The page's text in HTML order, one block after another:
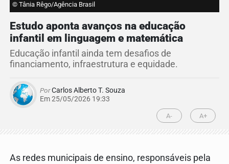
© Tânia Rêgo/Agência Brasil
Estudo aponta avanços na educação
infantil em linguagem e matemática
Educação infantil ainda tem desafios de
financiamento, infraestrutura e equidade.
PorCarlos Alberto T. Souza
Em 25/05/2026 19:33
A- A+
As redes municipais de ensino, responsáveis pela